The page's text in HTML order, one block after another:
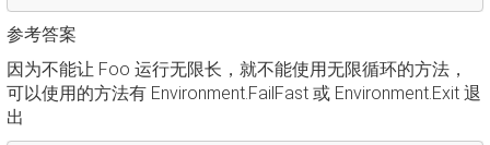
参考答案
因为不能让 Foo 运行无限长，就不能使用无限循环的方法，
可以使用的方法有 Environment.FailFast 或 Environment.Exit 退
出